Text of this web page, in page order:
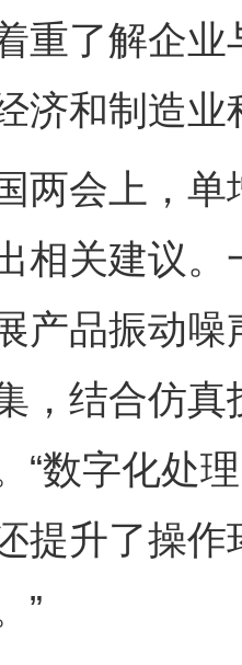
重了解企
济和制造业
会上，单
相关建议
产品振动
，结合仿
“数字化处
提升了操
”